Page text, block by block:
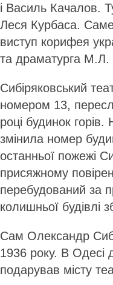
і Василь Качалов.
Леся Курбаса. Саме
виступ корифея
та драматурга М.Л.
Сибіряковський
номером 13,
році будинок
змінила номер
останньої пожежі
присяжному
перебудований за
колишньої будівлі
Сам Олександр
1936 року. В Одесі
подарував місту